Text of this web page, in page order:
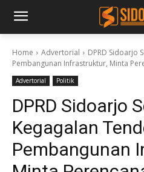
Home Advertorial
DPRD Sidoarjo
Pembangunan Infrastruktur, Minta
Advertorial Politik
DPRD Sidoarjo
Kegagalan
Pembangunan